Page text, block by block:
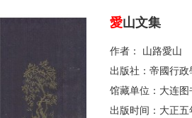
愛山文集
作者： 山路愛山
出版社：帝國行
馆藏单位：大连图
出版时间：大正